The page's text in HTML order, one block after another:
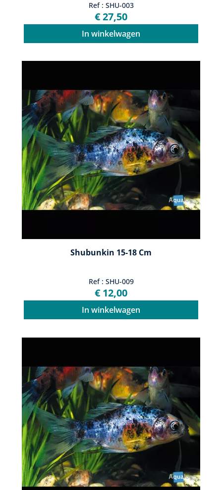
Ref : SHU-003
€ 27,50
In winkelwagen
Shubunkin 15-18 Cm
Ref : SHU-009
€ 12,00
In winkelwagen